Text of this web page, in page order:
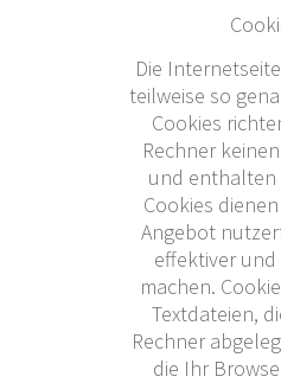
Die
teilweise so
Cookies
Rechner
und enthalten
Cookies
Angebot
effektiver und
machen.
Textdateien,
Rechner
die Ihr